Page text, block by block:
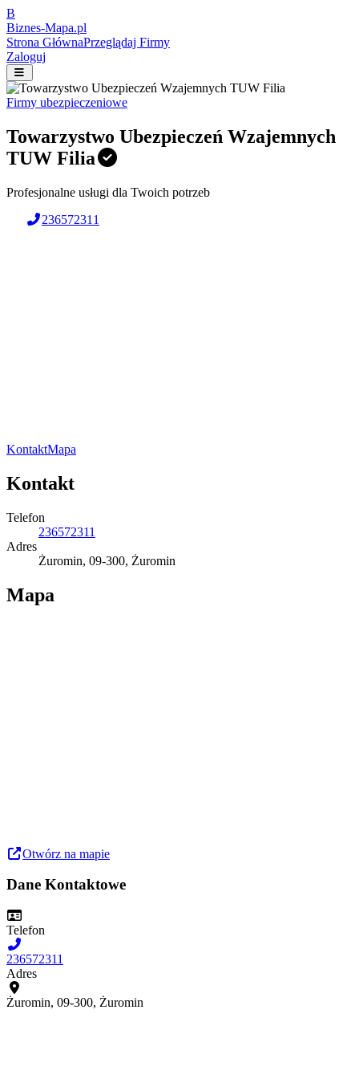
B
Biznes-Mapa.pl
Strona GłównaPrzeglądaj Firmy
Zaloguj
Firmy ubezpieczeniowe
Towarzystwo Ubezpieczeń Wzajemnych
TUW Filia
Profesjonalne usługi dla Twoich potrzeb
236572311
KontaktMapa
Kontakt
Telefon
236572311
Adres
Żuromin, 09-300, Żuromin
Mapa
Otwórz na mapie
Dane Kontaktowe
Telefon
236572311
Adres
Żuromin, 09-300, Żuromin